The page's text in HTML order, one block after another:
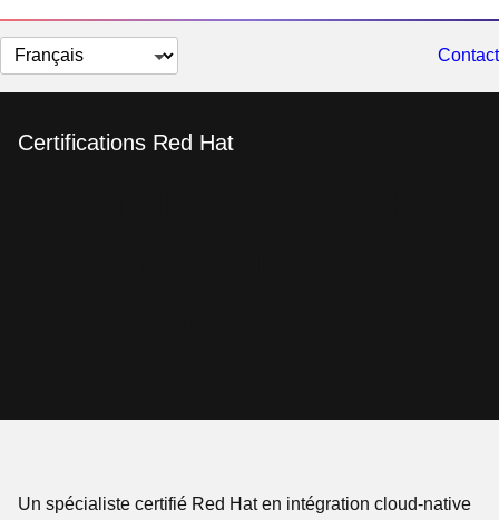
Changer
la
Contact
Certifications Red Hat
Un spécialiste certifié Red Hat en intégration cloud-native